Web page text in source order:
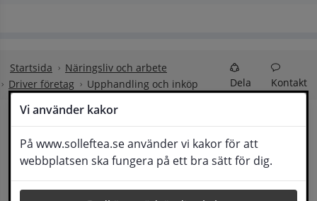
Vi använder kakor
På www.solleftea.se använder vi kakor för att
webbplatsen ska fungera på ett bra sätt för dig.
Startsida
Näringsliv och arbete
Driver företag
Upphandling och inköp Dela Kontakt
Upphandling och inköp
Alla varor, tjänster och entreprenader som